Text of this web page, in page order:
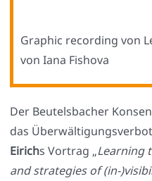
Gra­phic recor­ding von
von Iana Fisho­va
Der Beu­tels­ba­cher
das
Eirichs Vor­trag „Lear­ning
and stra­te­gies of (in-